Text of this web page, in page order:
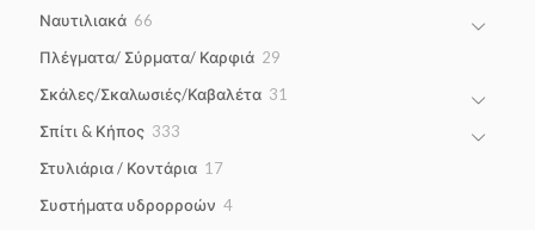
Ναυτιλιακά 66
Πλέγματα/ Σύρματα/ Καρφιά 29
Σκάλες/Σκαλωσιές/Καβαλέτα 31
Σπίτι & Κήπος 333
Στυλιάρια / Κοντάρια 1717
Συστήματα υδρορροών 44